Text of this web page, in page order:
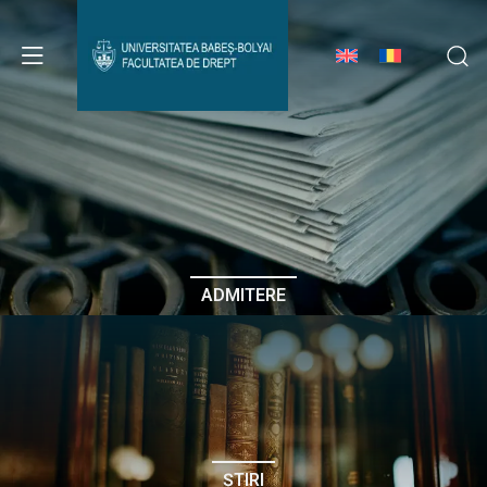
Avizier Studenți
Studii
Admitere
Erasmus & Internațional
Despre Facultate
ADMITERE
ȘTIRI